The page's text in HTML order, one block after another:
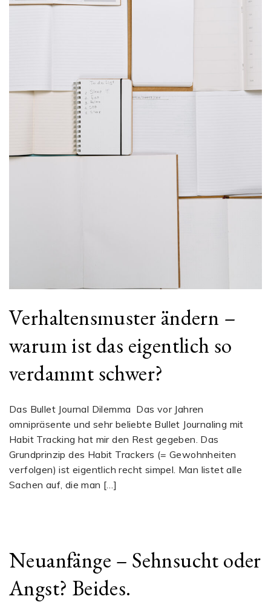
Verhaltensmuster ändern –
warum ist das eigentlich so
verdammt schwer?
Das Bullet Journal Dilemma Das vor Jahren
omnipräsente und sehr beliebte Bullet Journaling mit
Habit Tracking hat mir den Rest gegeben. Das
Grundprinzip des Habit Trackers (= Gewohnheiten
verfolgen) ist eigentlich recht simpel. Man listet alle
Sachen auf, die man […]
Neuanfänge – Sehnsucht oder
Angst? Beides.